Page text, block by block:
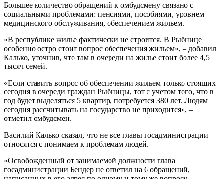
Большее количество обращений к омбудсмену связано с
социальными проблемами: пенсиями, пособиями, уровнем
медицинского обслуживания, обеспечением жильем.
«В республике жилье фактически не строится. В Рыбнице
особенно остро стоит вопрос обеспечения жильем», – добавил
Калько, уточнив, что там в очереди на жилье стоит более 4,5
тысяч семей.
«Если ставить вопрос об обеспечении жильем только стоящих
сегодня в очереди граждан Рыбницы, тот с учетом того, что в
год будет выделяться 5 квартир, потребуется 380 лет. Людям
сегодня рассчитывать на государство не приходится», –
отметил омбудсмен.
Василий Калько сказал, что не все главы госадминистрации
относятся с понимаем к проблемам людей.
«Освобожденный от занимаемой должности глава
госадминистрации Бендер не ответил на 6 обращений,